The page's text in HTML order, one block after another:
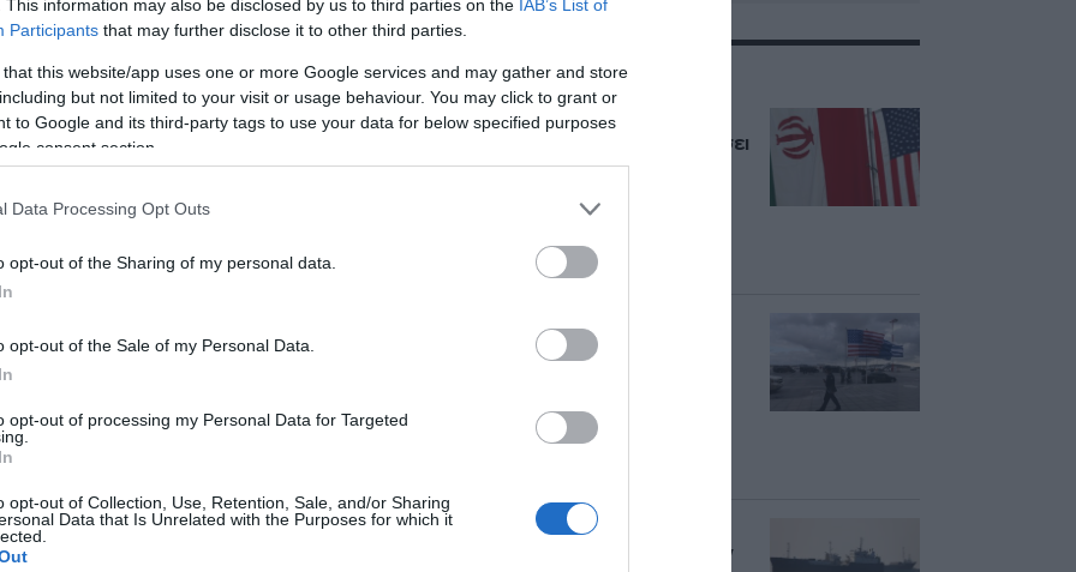
This information may also be disclosed by us to third parties on the IAB’s List of
Participants that may further disclose it to other third parties.
that this website/app uses one or more Google services and may gather and store
but not limited to your visit or usage behaviour. You may click to grant or
to Google and its third-party tags to use your data for below specified purposes
consent section.
Data Processing Opt Outs
opt-out of the Sharing of my personal data.
opt-out of the Sale of my Personal Data.
opt-out of processing my Personal Data for Targeted
opt-out of Collection, Use, Retention, Sale, and/or Sharing
Data that Is Unrelated with the Purposes for which it
βομβαρδισμούς που ξεκίνησαν
του πυρός που κηρύχθηκε στις 8
μπορώ να σας πω το εξής: εμείς
τη νίκη ως την καταστροφή της
Ιρανών), τη σημαντική μείωση του
που διαθέτουν, τη μείωση του
ΣΧΕΤΙΚΑ ΜΕ:ΗΠΑ
Τραμπ: “Ο πόλεμος
στο Ιράν θα τελειώσει
σύντομα” – Σχέδιο
μπλόκο σε πλοία
στο Ορμούζ
ΗΠΑ: Επιβράδυνση
των προσλήψεων
Δημιουργήθηκαν
μόνο 44.000 θέσεις
Axios: Κοντά σε
συμφωνία ΗΠΑ, Ιράν